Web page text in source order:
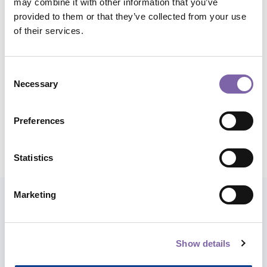
may combine it with other information that you’ve
provided to them or that they’ve collected from your use
of their services.
Selection
Necessary
Preferences
Statistics
Marketing
Show details
Temi: Cultura digitale e innovazione organizzativa
Condividi percorso